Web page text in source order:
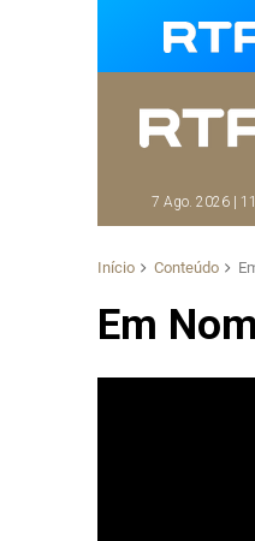
7 Ago. 2026 |
Início Conteúdo
Em